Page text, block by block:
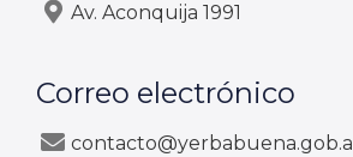
Av. Aconquija 1991
Correo electrónico